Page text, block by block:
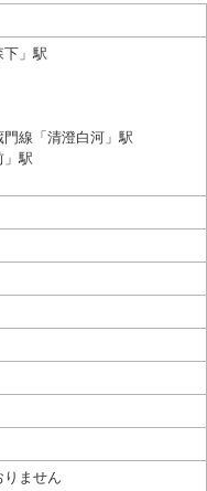
下」駅
線「清澄白河」駅
」駅
ません